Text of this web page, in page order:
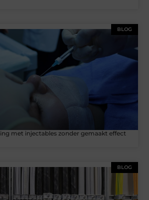
BLOG
met injectables zonder gemaakt effect
BLOG